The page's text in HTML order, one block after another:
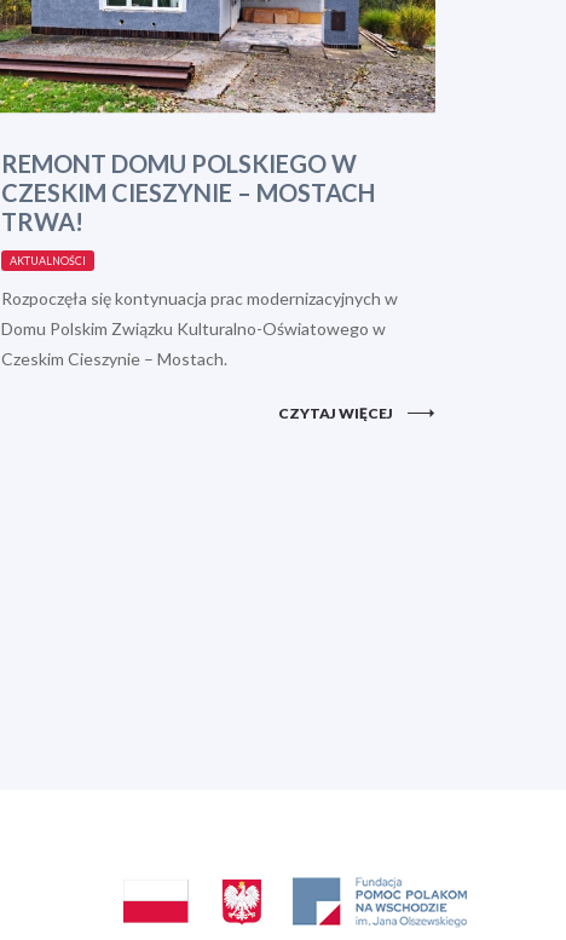
REMONT DOMU POLSKIEGO W
CZESKIM CIESZYNIE – MOSTACH
TRWA!
AKTUALNOŚCI
Rozpoczęła się kontynuacja prac modernizacyjnych w
Domu Polskim Związku Kulturalno-Oświatowego w
Czeskim Cieszynie – Mostach.
CZYTAJ WIĘCEJ